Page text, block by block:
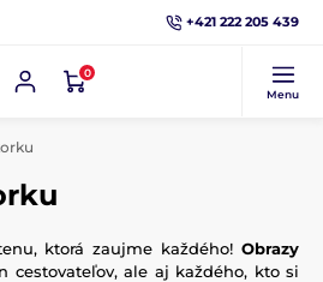
+421 222 205 439
0
Menu
ktorá zaujme každého! Obrazy
cestovateľov, ale aj každého, kto si